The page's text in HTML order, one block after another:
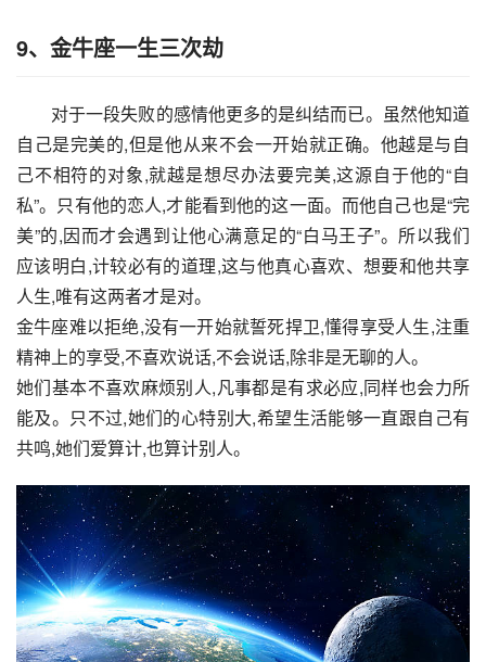
9、金牛座一生三次劫
对于一段失败的感情他更多的是纠结而已。虽然他知道
自己是完美的,但是他从来不会一开始就正确。他越是与自
己不相符的对象,就越是想尽办法要完美,这源自于他的“自
私”。只有他的恋人,才能看到他的这一面。而他自己也是“完
美”的,因而才会遇到让他心满意足的“白马王子”。所以我们
应该明白,计较必有的道理,这与他真心喜欢、想要和他共享
人生,唯有这两者才是对。
金牛座难以拒绝,没有一开始就誓死捍卫,懂得享受人生,注重
精神上的享受,不喜欢说话,不会说话,除非是无聊的人。
她们基本不喜欢麻烦别人,凡事都是有求必应,同样也会力所
能及。只不过,她们的心特别大,希望生活能够一直跟自己有
共鸣,她们爱算计,也算计别人。